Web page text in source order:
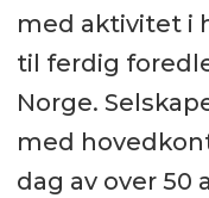
med aktivitet i
til ferdig
Norge.
med
dag av over 50